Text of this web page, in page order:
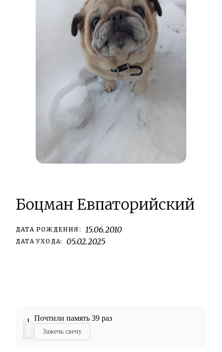
Боцман Евпаторийский
ДАТА РОЖДЕНИЯ: 15.06.2010
ДАТА УХОДА: 05.02.2025
Почтили память 39 раз
Зажечь свечу